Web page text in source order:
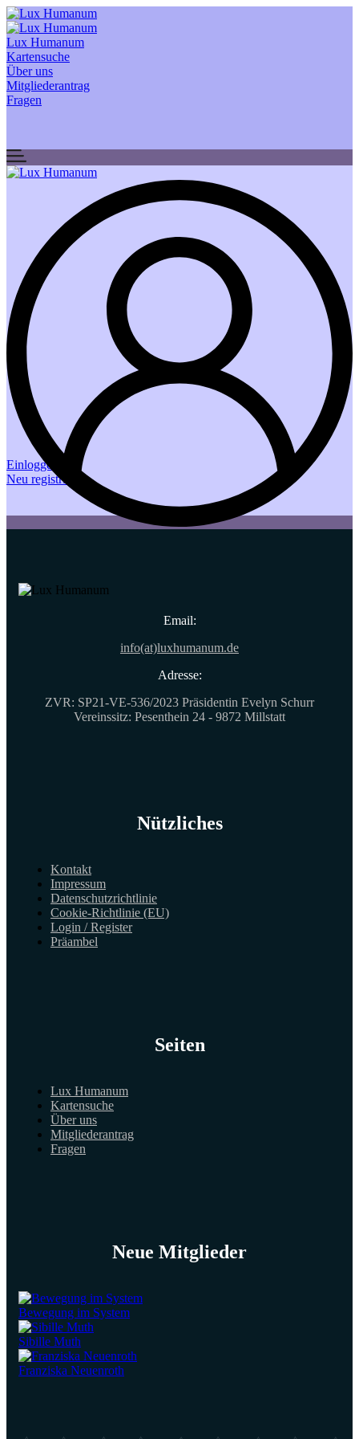
Lux Humanum
Kartensuche
Über uns
Mitgliederantrag
Fragen
Einloggen
Neu registrieren
Email:
info(at)luxhumanum.de
Adresse:
ZVR: SP21-VE-536/2023 Präsidentin Evelyn Schurr
Vereinssitz: Pesenthein 24 - 9872 Millstatt
Nützliches
Kontakt
Impressum
Datenschutzrichtlinie
Cookie-Richtlinie (EU)
Login / Register
Präambel
Seiten
Lux Humanum
Kartensuche
Über uns
Mitgliederantrag
Fragen
Neue Mitglieder
Bewegung im System
Sibille Muth
Franziska Neuenroth